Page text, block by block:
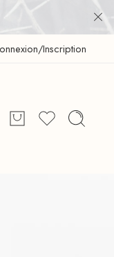
Inscription